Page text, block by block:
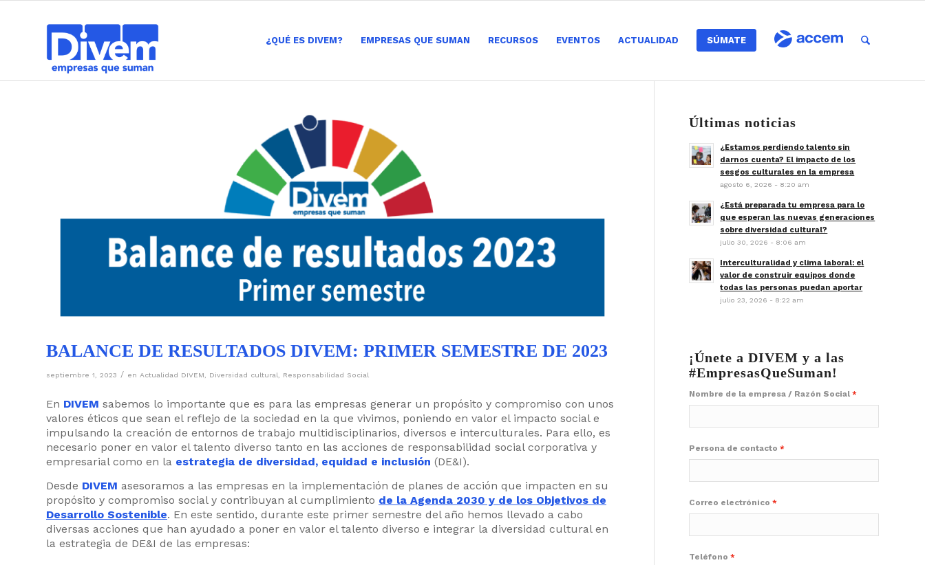
¿QUÉ ES DIVEM? EMPRESAS QUE SUMAN RECURSOS EVENTOS ACTUALIDAD SÚMATE
BALANCE DE RESULTADOS DIVEM: PRIMER SEMESTRE DE 2023
septiembre 1, 2023 / en Actualidad DIVEM Diversidad cultural Responsabilidad Social
En DIVEM sabemos lo importante que es para las empresas generar un propósito y compromiso con unos
valores éticos que sean el reflejo de la sociedad en la que vivimos, poniendo en valor el impacto social e
impulsando la creación de entornos de trabajo multidisciplinarios, diversos e interculturales. Para ello, es
necesario poner en valor el talento diverso tanto en las acciones de responsabilidad social corporativa y
empresarial como en la estrategia de diversidad, equidad e inclusión (DE&I).
Desde DIVEM asesoramos a las empresas en la implementación de planes de acción que impacten en su
propósito y compromiso social y contribuyan al cumplimiento de la Agenda 2030 y de los Objetivos de
Desarrollo Sostenible. En este sentido, durante este primer semestre del año hemos llevado a cabo
diversas acciones que han ayudado a poner en valor el talento diverso e integrar la diversidad cultural en
la estrategia de DE&I de las empresas:
Últimas noticias
¿Estamos perdiendo talento sin
darnos cuenta? El impacto de los
sesgos culturales en la empresa
agosto 6, 2026 - 8:20 am
¿Está preparada tu empresa para lo
que esperan las nuevas generaciones
sobre diversidad cultural?
julio 30, 2026 - 8:06 am
Interculturalidad y clima laboral: el
valor de construir equipos donde
todas las personas puedan aportar
julio 23, 2026 - 8:22 am
¡Únete a DIVEM y a las
#EmpresasQueSuman!
Nombre de la empresa / Razón Social
Persona de contacto
Correo electrónico
Teléfono